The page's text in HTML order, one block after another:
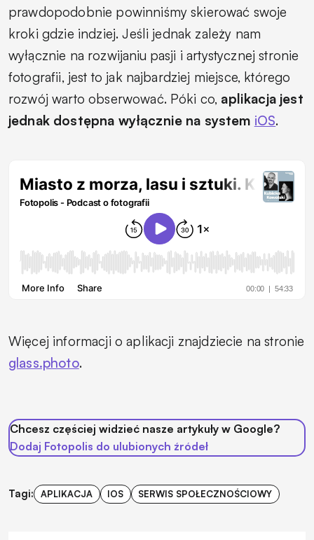
prawdopodobnie powinniśmy skierować swoje
kroki gdzie indziej. Jeśli jednak zależy nam
wyłącznie na rozwijaniu pasji i artystycznej stronie
fotografii, jest to jak najbardziej miejsce, którego
rozwój warto obserwować. Póki co, aplikacja jest
jednak dostępna wyłącznie na system iOS.
Więcej informacji o aplikacji znajdziecie na stronie
glass.photo.
Chcesz częściej widzieć nasze artykuły w Google?
Dodaj Fotopolis do ulubionych źródeł
Tagi: APLIKACJA IOS SERWIS SPOŁECZNOŚCIOWY